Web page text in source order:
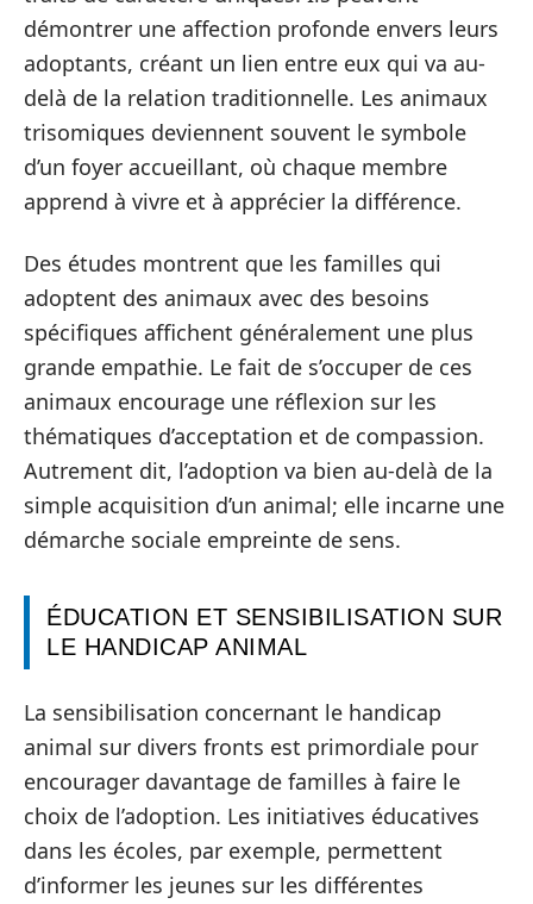
démontrer une affection profonde envers leurs
adoptants, créant un lien entre eux qui va au-
delà de la relation traditionnelle. Les animaux
trisomiques deviennent souvent le symbole
d’un foyer accueillant, où chaque membre
apprend à vivre et à apprécier la différence.
Des études montrent que les familles qui
adoptent des animaux avec des besoins
spécifiques affichent généralement une plus
grande empathie. Le fait de s’occuper de ces
animaux encourage une réflexion sur les
thématiques d’acceptation et de compassion.
Autrement dit, l’adoption va bien au-delà de la
simple acquisition d’un animal; elle incarne une
démarche sociale empreinte de sens.
ÉDUCATION ET SENSIBILISATION SUR
LE HANDICAP ANIMAL
La sensibilisation concernant le handicap
animal sur divers fronts est primordiale pour
encourager davantage de familles à faire le
choix de l’adoption. Les initiatives éducatives
dans les écoles, par exemple, permettent
d’informer les jeunes sur les différentes